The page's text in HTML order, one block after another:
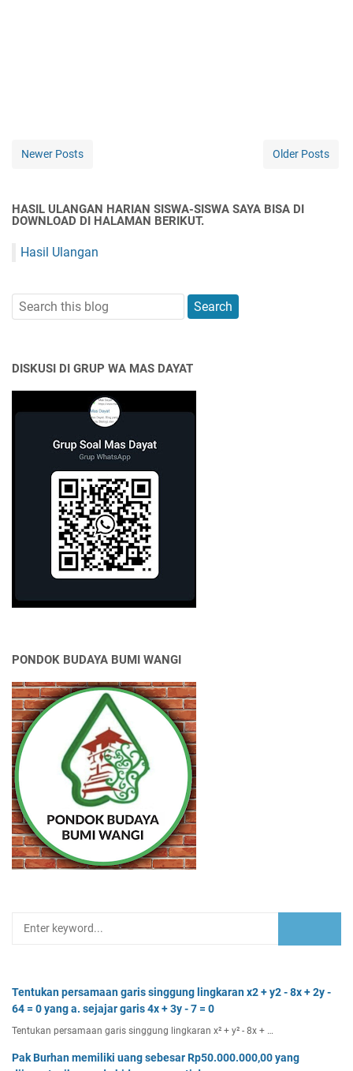
Newer Posts Older Posts
HASIL ULANGAN HARIAN SISWA-SISWA SAYA BISA DI
DOWNLOAD DI HALAMAN BERIKUT.
Hasil Ulangan
DISKUSI DI GRUP WA MAS DAYAT
PONDOK BUDAYA BUMI WANGI
Tentukan persamaan garis singgung lingkaran x2 + y2 - 8x + 2y -
64 = 0 yang a. sejajar garis 4x + 3y - 7 = 0
Tentukan persamaan garis singgung lingkaran x² + y² - 8x + …
Pak Burhan memiliki uang sebesar Rp50.000.000,00 yang